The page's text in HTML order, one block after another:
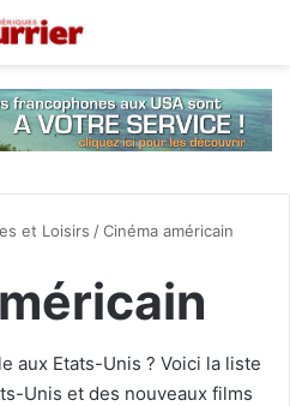
et Loisirs /Cinéma américain
aux Etats-Unis ? Voici la liste
Unis et des nouveaux films